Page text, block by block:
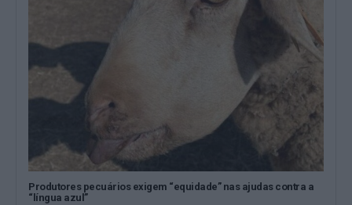
Produtores pecuários exigem “equidade” nas ajudas contra a
“língua azul”